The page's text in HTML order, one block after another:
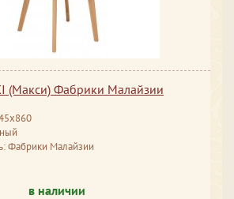
(Макси) Фабрики Малайзии
Фабрики Малайзии
в наличии